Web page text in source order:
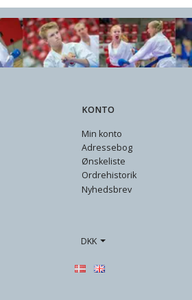
KONTO
Min konto
Adressebog
Ønskeliste
Ordrehistorik
Nyhedsbrev
DKK